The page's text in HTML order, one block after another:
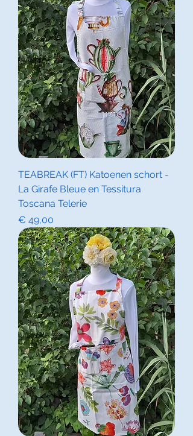
TEABREAK (FT) Katoenen schort -
La Girafe Bleue en Tessitura
Toscana Telerie
Prijs
€ 49,00